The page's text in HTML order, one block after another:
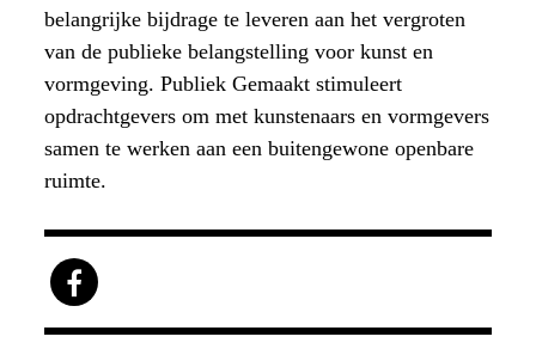
belangrijke bijdrage te leveren aan het vergroten
van de publieke belangstelling voor kunst en
vormgeving. Publiek Gemaakt stimuleert
opdrachtgevers om met kunstenaars en vormgevers
samen te werken aan een buitengewone openbare
ruimte.